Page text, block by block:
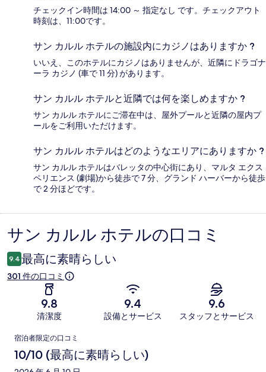
チェックイン時間は 14:00 ～ 指定なし です。チェックアウト
時刻は、11:00です。
サン カルル ホテルの施設内にカジノはありますか ?
いいえ、このホテルにカジノはありませんが、近隣にドラゴナ
ーラ カジノ (車で 11 分) があります。
サン カルル ホテルと近隣では何を楽しめますか ?
サン カルル ホテルにご滞在中は、屋外プールと近隣の屋内プ
ールをご利用いただけます。
サン カルル ホテルはどのようなエリアにありますか ?
サン カルル ホテルはバレッタの中心街にあり、マルタ エクス
ペリエンス (劇場)から徒歩で 7 分、グランド ハーバーから徒歩
で 2 分ほどです。
口
コ
ミ
サン カルル ホテルの口コミ
9.4 最高に素晴らしい
301 件の口コミ
9.8
清潔度
9.4
設備とサービス
9.6
スタッフとサービス
口
コ
宿泊者限定の口コミ
10/10 (最高に素晴らしい)